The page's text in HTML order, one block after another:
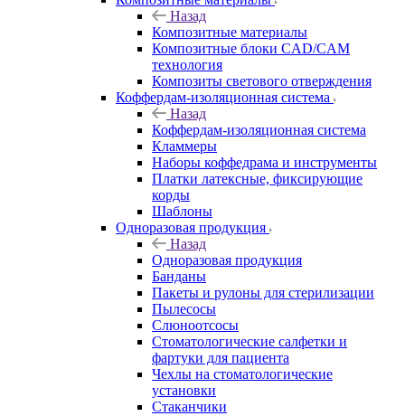
Назад
Композитные материалы
Композитные блоки CAD/СAM
технология
Композиты светового отверждения
Коффердам-изоляционная система
Назад
Коффердам-изоляционная система
Кламмеры
Наборы коффедрама и инструменты
Платки латексные, фиксирующие
корды
Шаблоны
Одноразовая продукция
Назад
Одноразовая продукция
Банданы
Пакеты и рулоны для стерилизации
Пылесосы
Слюноотсосы
Стоматологические салфетки и
фартуки для пациента
Чехлы на стоматологические
установки
Стаканчики